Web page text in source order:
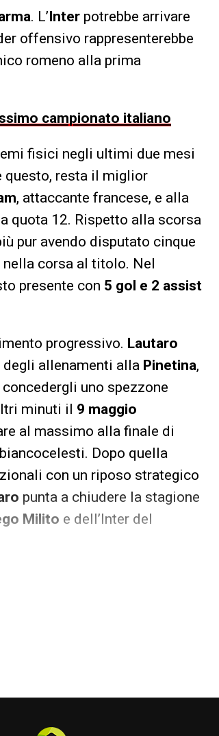
. L’Inter potrebbe arrivare
offensivo rappresenterebbe
romeno alla prima
campionato italiano
fisici negli ultimi due mesi
questo, resta il miglior
, attaccante francese, e alla
quota 12. Rispetto alla scorsa
pur avendo disputato cinque
nella corsa al titolo. Nel
presente con 5 gol e 2 assist
progressivo. Lautaro
degli allenamenti alla Pinetina,
uno spezzone
minuti il 9 maggio
al massimo alla finale di
Dopo quella
con un riposo strategico
punta a chiudere la stagione
Milito e dell’Inter del